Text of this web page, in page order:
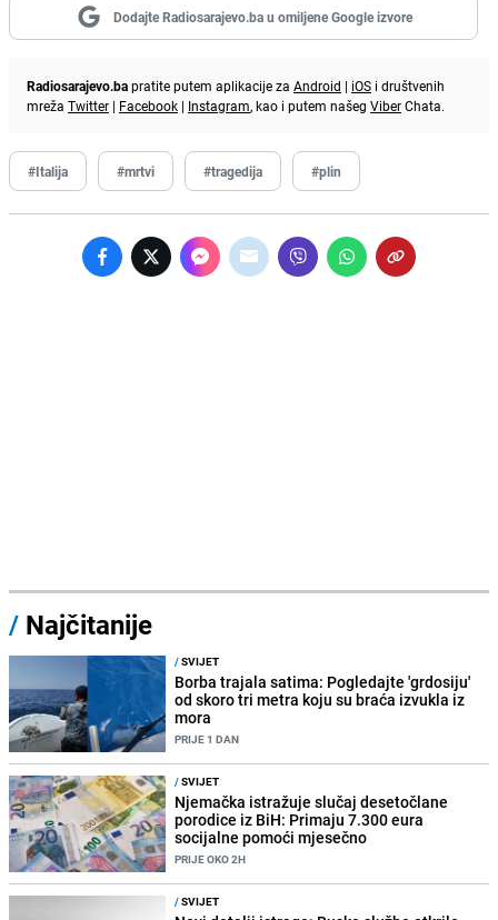
Dodajte Radiosarajevo.ba u omiljene Google izvore
Radiosarajevo.bapratite putem aplikacije za Android | iOS i društvenih
mreža Twitter | Facebook | Instagram, kao i putem našeg ViberChata.
#Italija #mrtvi #tragedija #plin
/ Najčitanije
/SVIJET
Borba trajala satima: Pogledajte 'grdosiju'
od skoro tri metra koju su braća izvukla iz
mora
PRIJE 1 DAN
/SVIJET
Njemačka istražuje slučaj desetočlane
porodice iz BiH: Primaju 7.300 eura
socijalne pomoći mjesečno
PRIJE OKO 2H
/SVIJET